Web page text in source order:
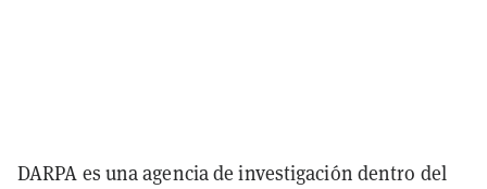
DARPA es una agencia de investigación dentro del